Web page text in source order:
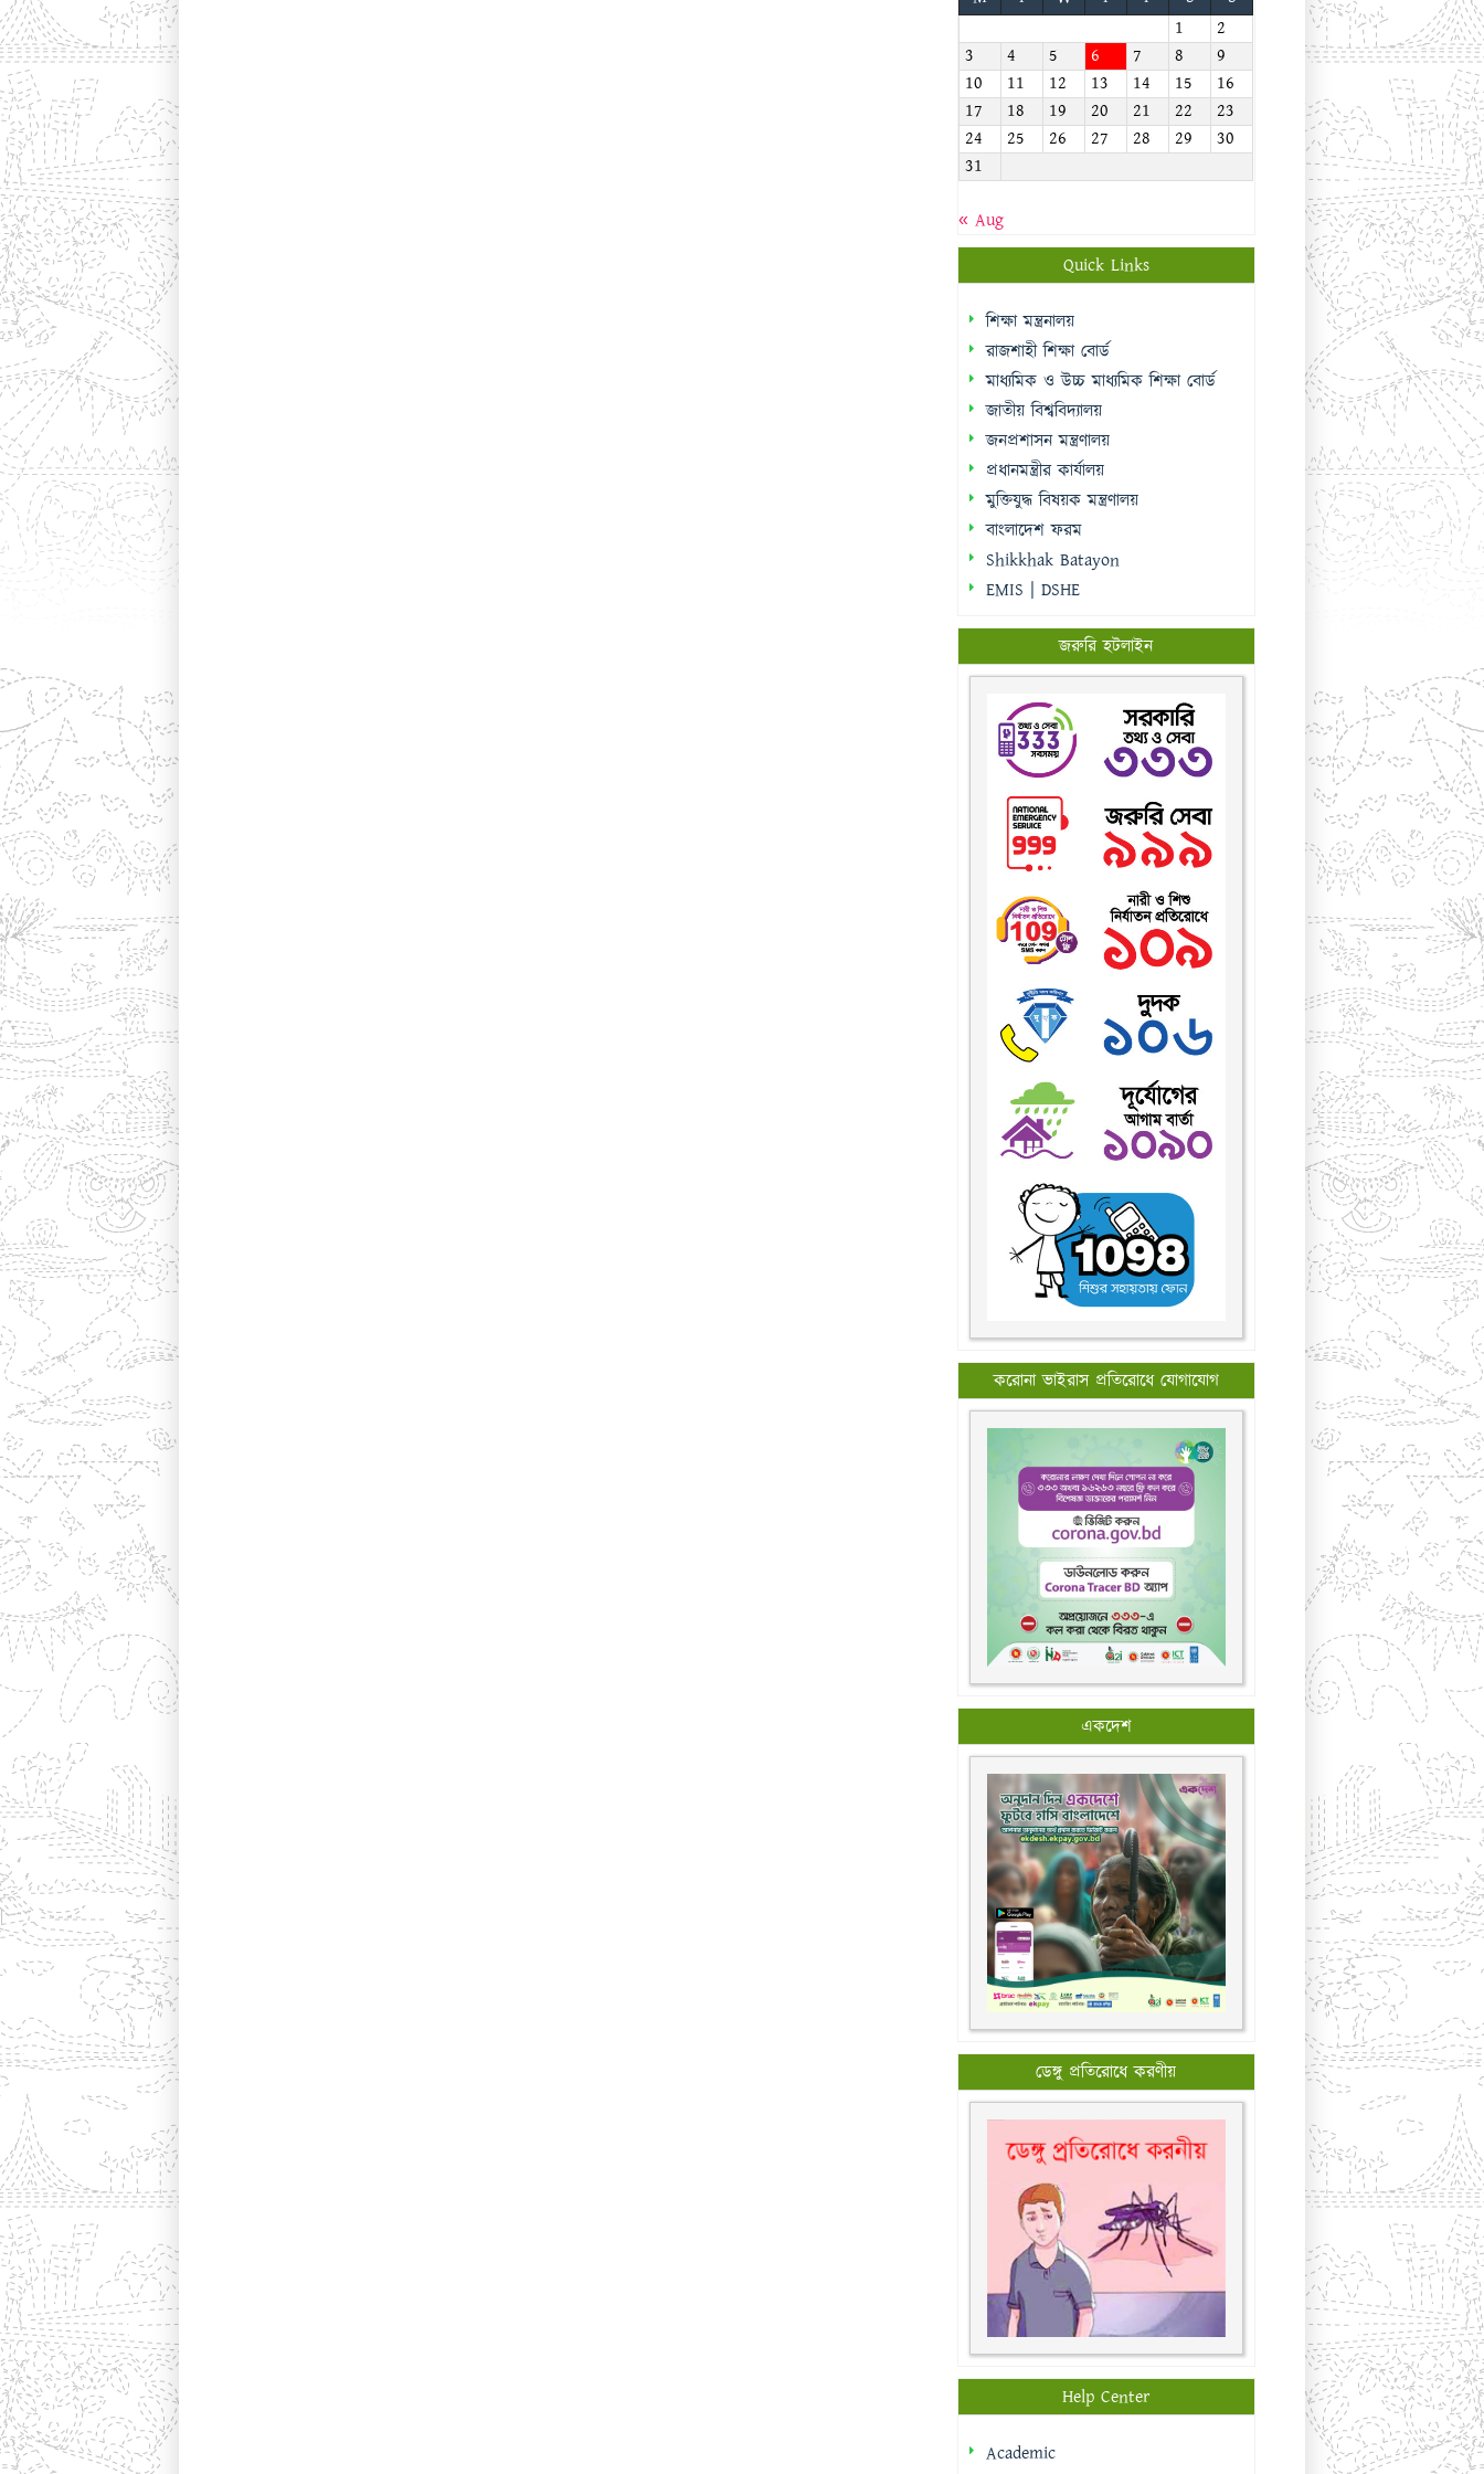
1
2
3
4 5 6 7 8
9
10
11 12 13 14 15
16
17
18 19 20 21 22
23
24
25 26 27 28 29
30
31
« Aug
Quick Links
শিক্ষা মন্ত্রনালয়
রাজশাহী শিক্ষা বোর্ড
মাধ্যমিক ও উচ্চ মাধ্যমিক শিক্ষা বোর্ড
জাতীয় বিশ্ববিদ্যালয়
জনপ্রশাসন মন্ত্রণালয়
প্রধানমন্ত্রীর কার্যালয়
মুক্তিযুদ্ধ বিষয়ক মন্ত্রণালয়
বাংলাদেশ ফরম
Shikkhak Batayon
EMIS | DSHE
জরুরি হটলাইন
করোনা ভাইরাস প্রতিরোধে যোগাযোগ
একদেশ
ডেঙ্গু প্রতিরোধে করণীয়
Help Center
Academic